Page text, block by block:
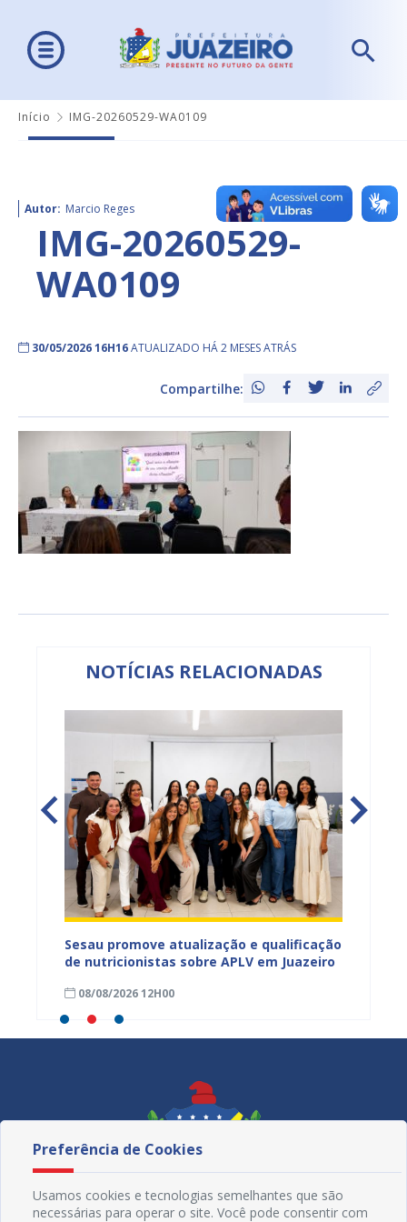
Início IMG-20260529-WA0109
Autor: Marcio Reges
IMG-20260529-
WA0109
30/05/2026 16H16ATUALIZADO HÁ 2 MESES ATRÁS
Compartilhe:
NOTÍCIAS RELACIONADAS
Sesau promove atualização e qualificação
de nutricionistas sobre APLV em Juazeiro
08/08/2026 12H00
Preferência de Cookies
Usamos cookies e tecnologias semelhantes que são
necessárias para operar o site. Você pode consentir com